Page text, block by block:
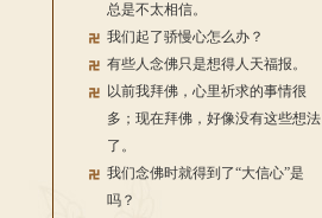
总是不太相信。
我们起了骄慢心怎么办？
有些人念佛只是想得人天福报。
以前我拜佛，心里祈求的事情很
多；现在拜佛，好像没有这些想法
了。
我们念佛时就得到了“大信心”是
吗？